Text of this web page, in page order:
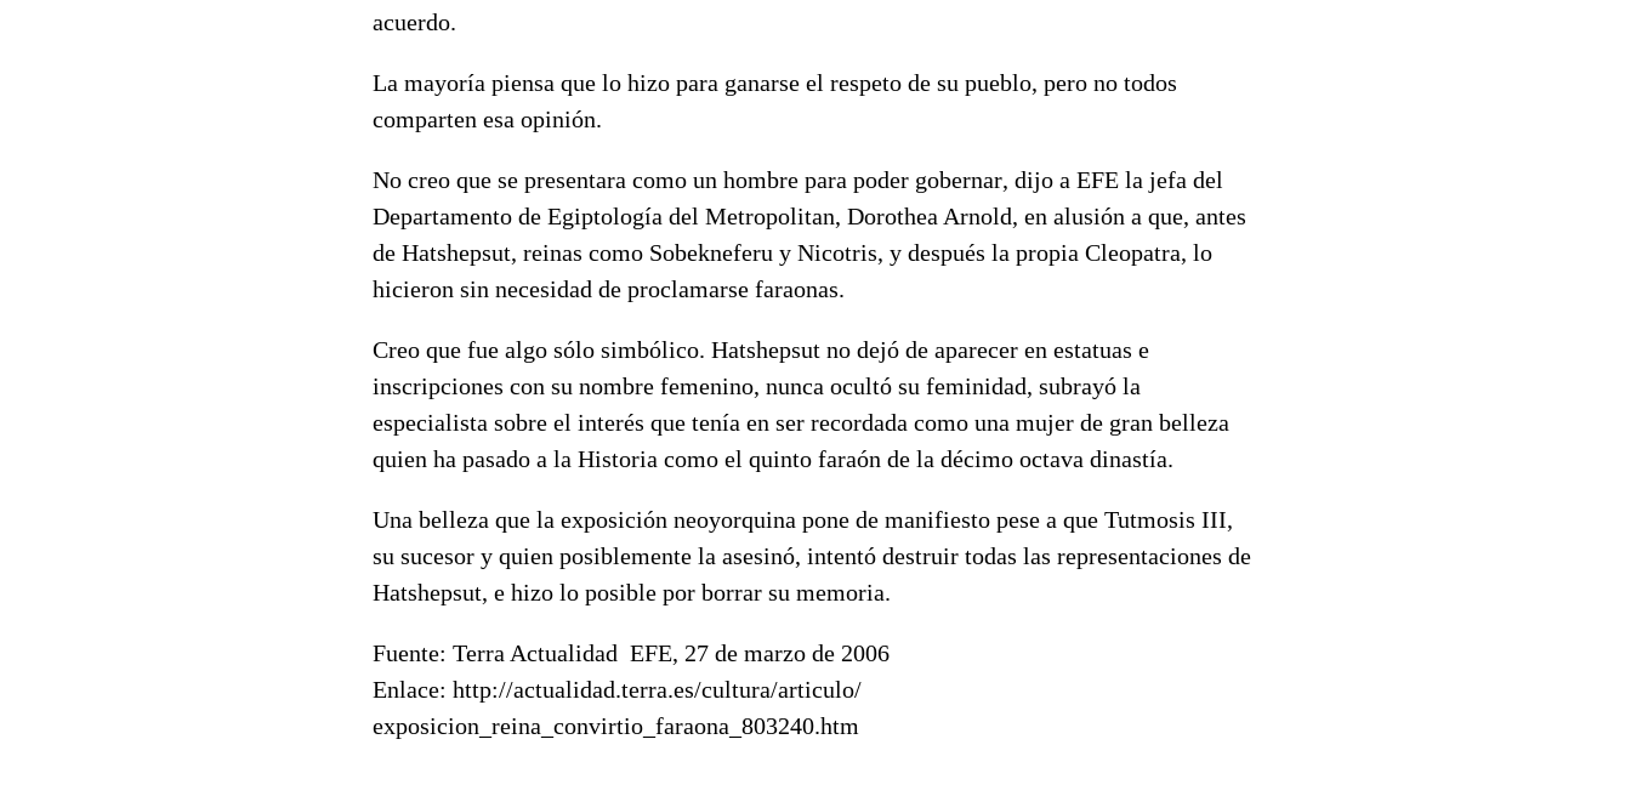
acuerdo.
La mayoría piensa que lo hizo para ganarse el respeto de su pueblo, pero no todos
comparten esa opinión.
No creo que se presentara como un hombre para poder gobernar, dijo a EFE la jefa del
Departamento de Egiptología del Metropolitan, Dorothea Arnold, en alusión a que, antes
de Hatshepsut, reinas como Sobekneferu y Nicotris, y después la propia Cleopatra, lo
hicieron sin necesidad de proclamarse faraonas.
Creo que fue algo sólo simbólico. Hatshepsut no dejó de aparecer en estatuas e
inscripciones con su nombre femenino, nunca ocultó su feminidad, subrayó la
especialista sobre el interés que tenía en ser recordada como una mujer de gran belleza
quien ha pasado a la Historia como el quinto faraón de la décimo octava dinastía.
Una belleza que la exposición neoyorquina pone de manifiesto pese a que Tutmosis III,
su sucesor y quien posiblemente la asesinó, intentó destruir todas las representaciones de
Hatshepsut, e hizo lo posible por borrar su memoria.
Fuente: Terra Actualidad  EFE, 27 de marzo de 2006
Enlace: http://actualidad.terra.es/cultura/articulo/
exposicion_reina_convirtio_faraona_803240.htm